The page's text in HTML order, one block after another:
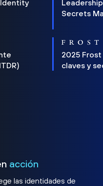
Secrets
2025 Frost
claves y
acción
las identidades de